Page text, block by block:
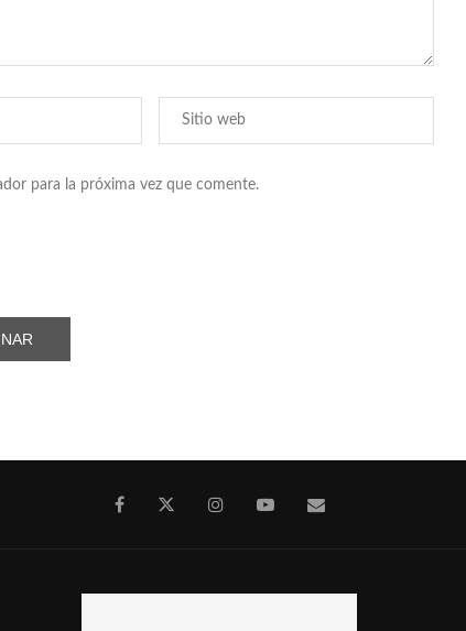
para la próxima vez que comente.